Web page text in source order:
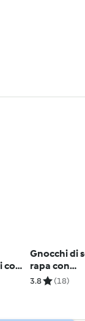
con
Gnocchi di
rapa con
3.8 (18)